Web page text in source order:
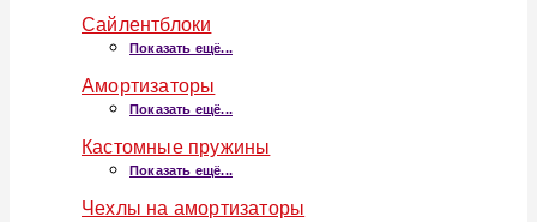
Сайлентблоки
Показать ещё...
Амортизаторы
Показать ещё...
Кастомные пружины
Показать ещё...
Чехлы на амортизаторы